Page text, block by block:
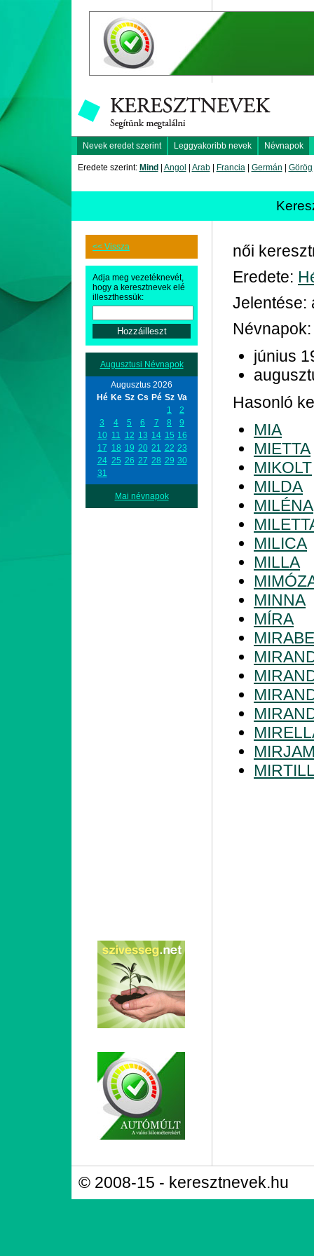
Nevek eredet szerint Leggyakoribb nevek Névnapok
Eredete szerint: Mind Angol Arab| Francia| Germán Görög
<< Vissza
Adja meg vezetéknevét,
hogy a keresztnevek elé
illeszthessük:
Augusztusi Névnapok
Augusztus 2026
Hé Ke Sz Cs Pé Sz Va
1
2
3
4 5 6 7 8
9
10 11 12 13 14 15 16
17 18 19 20 21 22 23
24 25 26 27 28 29 30
31
Mai névnapok
női
Eredete:
Jelentése:
Névnapok:
június
Hasonló
MIA
MIETTA
MIKOLT
MILDA
MILÉNA
MILICA
MILLA
MINNA
MÍRA
© 2008-15 - keresztnevek.hu